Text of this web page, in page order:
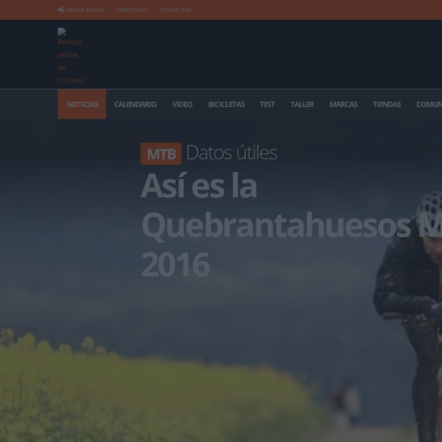
INICIAR SESIÓN PUBLICIDAD CONTACTAR
NOTICIAS CALENDARIO VÍDEO BICICLETAS TEST TALLER MARCAS TIENDAS
MTB Datos útiles
Así es la
Quebrantahuesos
2016